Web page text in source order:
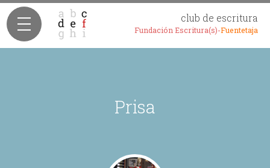
club de escritura
Fundación Escritura(s)-Fuentetaja
Prisa